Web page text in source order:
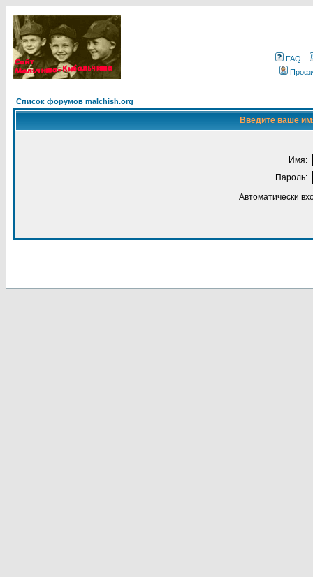
FAQ
Список форумов malchish.org
Введите ваше
Имя:
Пароль:
Автоматически